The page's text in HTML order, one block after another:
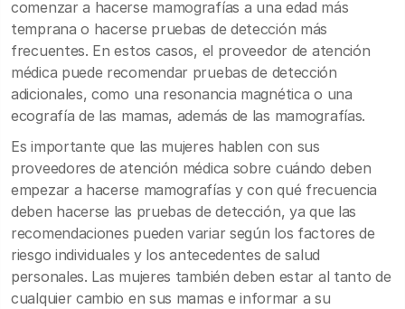
comenzar a hacerse mamografías a una edad más
temprana o hacerse pruebas de detección más
frecuentes. En estos casos, el proveedor de atención
médica puede recomendar pruebas de detección
adicionales, como una resonancia magnética o una
ecografía de las mamas, además de las mamografías.
Es importante que las mujeres hablen con sus
proveedores de atención médica sobre cuándo deben
empezar a hacerse mamografías y con qué frecuencia
deben hacerse las pruebas de detección, ya que las
recomendaciones pueden variar según los factores de
riesgo individuales y los antecedentes de salud
personales. Las mujeres también deben estar al tanto de
cualquier cambio en sus mamas e informar a su